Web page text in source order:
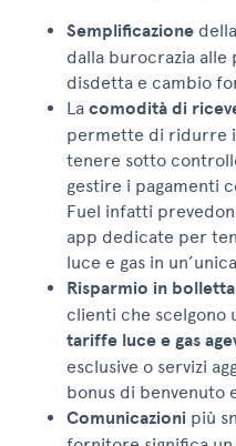
Semplificazione
dalla burocrazia
disdetta e cambio
La comodità di
permette di ridurre
tenere sotto
gestire i pagamenti
Fuel infatti
app dedicate per
luce e gas in
Risparmio in bolletta
clienti che scelgono
tariffe luce e gas
esclusive o servizi
bonus di benvenuto
Comunicazioni più